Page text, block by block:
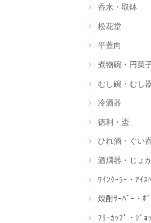
呑水・取鉢
松花堂
平蓋向
煮物碗・円菓
むし碗・むし
冷酒器
徳利・盃
ひれ酒・ぐい
酒燗器・じょ
ﾜｲﾝｸｰﾗｰ・ｱｲｽ
焼酎ｻｰﾊﾞｰ・ﾎ
ﾌﾘｰｶｯﾌﾟ・ｼﾞｮ